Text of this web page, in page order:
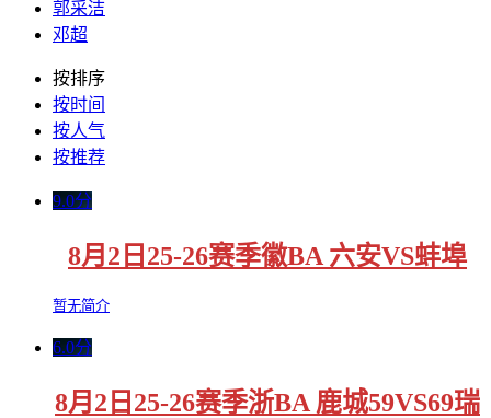
郭采洁
邓超
按排序
按时间
按人气
按推荐
9.0分
8月2日25-26赛季徽BA 六安VS蚌埠
暂无简介
6.0分
8月2日25-26赛季浙BA 鹿城59VS69瑞